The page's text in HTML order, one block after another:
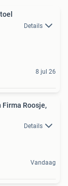
Details
8 jul 26
Roosje,
Details
Vandaag